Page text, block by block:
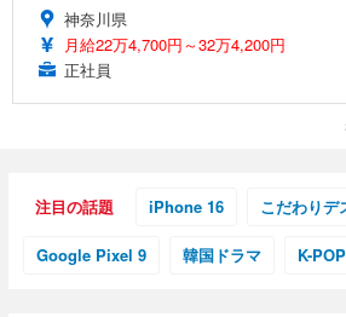
神奈川県
月給22万4,700円～32万4,200円
正社員
注目の話題 iPhone 16 こだわりデ
Google Pixel 9 韓国ドラマ K-POP